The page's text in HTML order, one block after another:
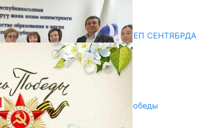
20.07.2026
Медиа
СУЗАКТА 750 ОРУНДУУ МЕКТЕП СЕНТЯБРДА
ПАЙДАЛАНУУГА БЕРИЛЕТ
07.08.2025
Улуу Жеңиштин жандуу сөзү
29.04.2025
Награды в преддверии Дня Победы
29.04.2025